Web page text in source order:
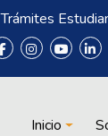
Trámites
Menú
Inicio